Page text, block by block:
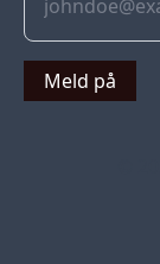
Meld på